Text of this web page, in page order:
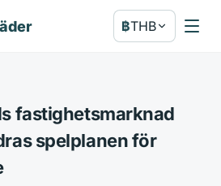
฿THB
fastighetsmarknad
spelplanen för